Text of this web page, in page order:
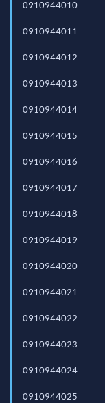
0910944010
0910944011
0910944012
0910944013
0910944014
0910944015
0910944016
0910944017
0910944018
0910944019
0910944020
0910944021
0910944022
0910944023
0910944024
0910944025